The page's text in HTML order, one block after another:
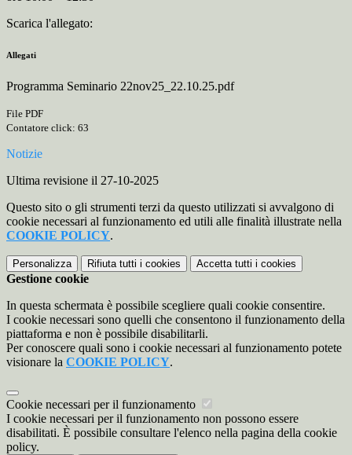
Scarica l'allegato:
Allegati
Programma Seminario 22nov25_22.10.25.pdf
File PDF
Contatore click: 63
Notizie
Ultima revisione il 27-10-2025
Questo sito o gli strumenti terzi da questo utilizzati si avvalgono di
cookie necessari al funzionamento ed utili alle finalità illustrate nella
COOKIE POLICY.
Personalizza Rifiuta tutti i cookies Accetta tutti i cookies
Gestione cookie
In questa schermata è possibile scegliere quali cookie consentire.
I cookie necessari sono quelli che consentono il funzionamento della
piattaforma e non è possibile disabilitarli.
Per conoscere quali sono i cookie necessari al funzionamento potete
visionare la COOKIE POLICY.
Cookie necessari per il funzionamento
I cookie necessari per il funzionamento non possono essere
disabilitati. È possibile consultare l'elenco nella pagina della cookie
policy.